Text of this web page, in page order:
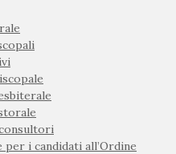
per i candidati all’Ordine